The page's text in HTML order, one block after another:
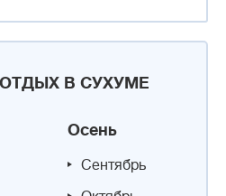
В СУХУМЕ
Осень
Сентябрь